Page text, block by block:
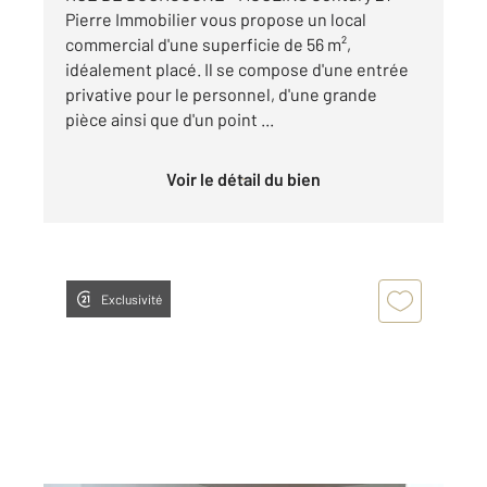
Pierre Immobilier vous propose un local
commercial d'une superficie de 56 m²,
idéalement placé. Il se compose d'une entrée
privative pour le personnel, d'une grande
pièce ainsi que d'un point ...
Voir le détail du bien
Exclusivité